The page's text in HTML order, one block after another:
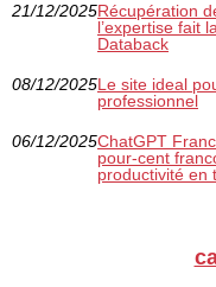
21/12/2025Récupération
l’expertise fait
Databack
08/12/2025Le site ideal
professionnel
06/12/2025ChatGPT
pour-cent
productivité en